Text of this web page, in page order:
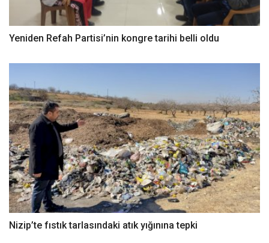
Yeniden Refah Partisi’nin kongre tarihi belli oldu
Nizip’te fıstık tarlasındaki atık yığınına tepki